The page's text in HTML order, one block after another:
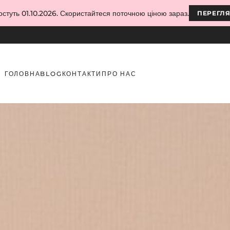
ГОЛОВНАBLOG КОНТАКТИ ПРО НАС
01.10.2026. Скористайтеся поточною ціною зараз.